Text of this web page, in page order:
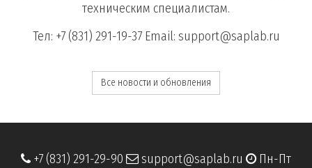
техническим специалистам.
Тел: +7 (831) 291-19-37 Email: support@saplab.ru
Все новости и обновления
+7 (831) 291-29-90 support@saplab.ru
Пн-Пт